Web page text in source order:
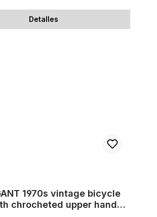
Detalles
vintage bicycle gloves with chrocheted
1970s vintage bicycle
chrocheted upper hand